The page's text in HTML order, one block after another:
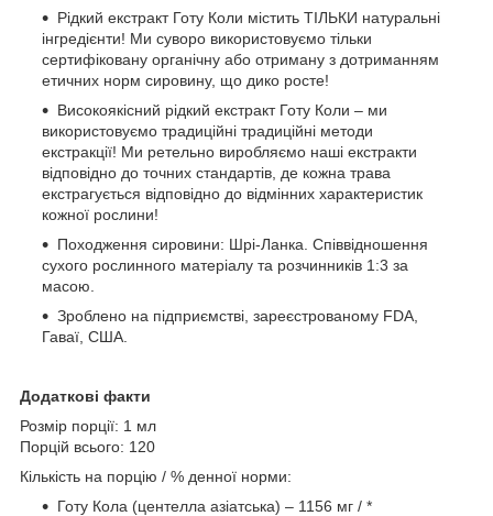
Рідкий екстракт Готу Коли містить ТІЛЬКИ натуральні
інгредієнти! Ми суворо використовуємо тільки
сертифіковану органічну або отриману з дотриманням
етичних норм сировину, що дико росте!
Високоякісний рідкий екстракт Готу Коли – ми
використовуємо традиційні традиційні методи
екстракції! Ми ретельно виробляємо наші екстракти
відповідно до точних стандартів, де кожна трава
екстрагується відповідно до відмінних характеристик
кожної рослини!
Походження сировини: Шрі-Ланка. Співвідношення
сухого рослинного матеріалу та розчинників 1:3 за
масою.
Зроблено на підприємстві, зареєстрованому FDA,
Гаваї, США.
Додаткові факти
Розмір порції: 1 мл
Порцій всього: 120
Кількість на порцію / % денної норми:
Готу Кола (центелла азіатська) – 1156 мг / *